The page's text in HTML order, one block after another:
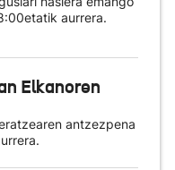
aurrera.
Elkanoren
antzezpena